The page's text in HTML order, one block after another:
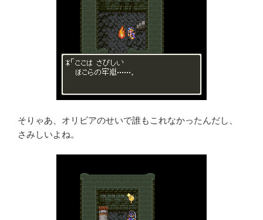
そりゃあ、オリビアのせいで誰もこれなかったんだし、
さみしいよね。